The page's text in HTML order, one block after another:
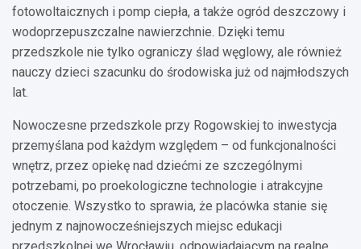
fotowoltaicznych i pomp ciepła, a także ogród deszczowy i
wodoprzepuszczalne nawierzchnie. Dzięki temu
przedszkole nie tylko ograniczy ślad węglowy, ale również
nauczy dzieci szacunku do środowiska już od najmłodszych
lat.
Nowoczesne przedszkole przy Rogowskiej to inwestycja
przemyślana pod każdym względem – od funkcjonalności
wnętrz, przez opiekę nad dziećmi ze szczególnymi
potrzebami, po proekologiczne technologie i atrakcyjne
otoczenie. Wszystko to sprawia, że placówka stanie się
jednym z najnowocześniejszych miejsc edukacji